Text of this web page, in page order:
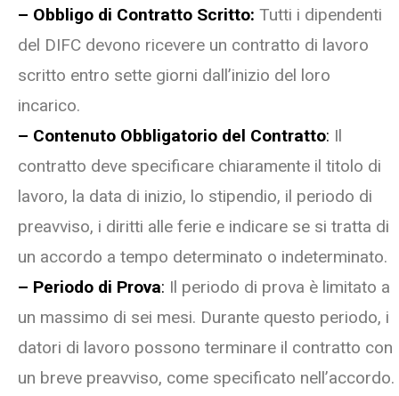
– Obbligo di Contratto Scritto: Tutti i dipendenti
del DIFC devono ricevere un contratto di lavoro
scritto entro sette giorni dall’inizio del loro
incarico.
– Contenuto Obbligatorio del Contratto: Il
contratto deve specificare chiaramente il titolo di
lavoro, la data di inizio, lo stipendio, il periodo di
preavviso, i diritti alle ferie e indicare se si tratta di
un accordo a tempo determinato o indeterminato.
– Periodo di Prova: Il periodo di prova è limitato a
un massimo di sei mesi. Durante questo periodo, i
datori di lavoro possono terminare il contratto con
un breve preavviso, come specificato nell’accordo.